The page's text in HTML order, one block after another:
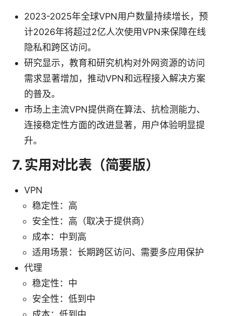
2023-2025年全球VPN用户数量持续增长，预
计2026年将超过2亿人次使用VPN来保障在线
隐私和跨区访问。
研究显示，教育和研究机构对外网资源的访问
需求显著增加，推动VPN和远程接入解决方案
的普及。
市场上主流VPN提供商在算法、抗检测能力、
连接稳定性方面的改进显著，用户体验明显提
升。
7. 实用对比表（简要版）
VPN
稳定性：高
安全性：高（取决于提供商）
成本：中到高
适用场景：长期跨区访问、需要多应用保护
代理
稳定性：中
安全性：低到中